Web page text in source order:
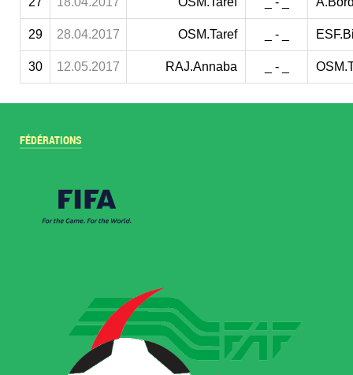
29 28.04.2017 OSM.Taref _ - _
30 12.05.2017 RAJ.Annaba _ - _
FÉDÉRATIONS